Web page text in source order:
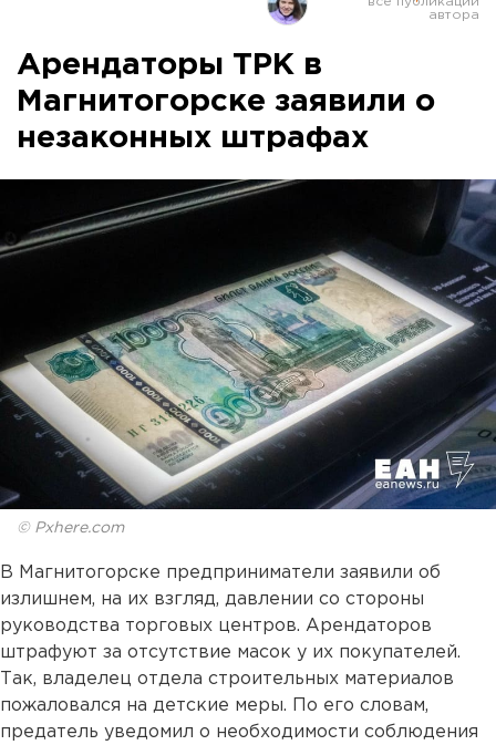
Арендаторы ТРК в
Магнитогорске заявили о
незаконных штрафах
© Pxhere.com
В Магнитогорске предприниматели заявили об
излишнем, на их взгляд, давлении со стороны
руководства торговых центров. Арендаторов
штрафуют за отсутствие масок у их покупателей.
Так, владелец отдела строительных материалов
пожаловался на детские меры. По его словам,
предатель уведомил о необходимости соблюдения